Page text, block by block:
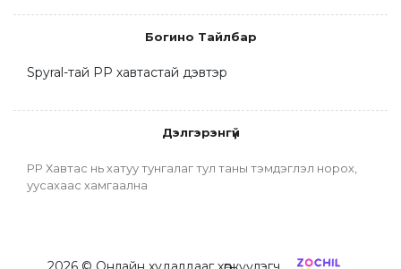
Богино Тайлбар
Spyral-тай PP хавтастай дэвтэр
Дэлгэрэнгүй
PP Хавтас нь хатуу тунгалаг тул таны тэмдэглэл норох,
уусахаас хамгаална